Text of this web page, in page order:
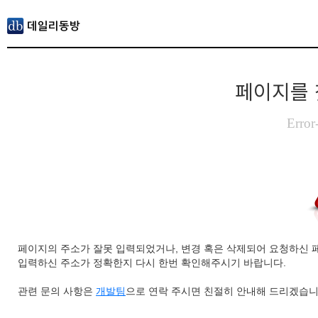
페이지를
페이지의 주소가 잘못 입력되었거나, 변경 혹은 삭제되어 요청하신
입력하신 주소가 정확한지 다시 한번 확인해주시기 바랍니다.
관련 문의 사항은 개발팀 으로 연락 주시면 친절히 안내해 드리겠습